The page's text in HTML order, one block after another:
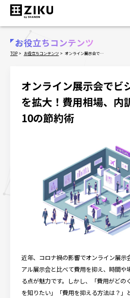
お知らせ
NEWS
プロダクト
ZIKUとは？
なぜ効果的なのか？
動画で体験
事例／来場者の声
活用シーン
よくあるご質問
お役立ちコンテンツ
お役立ちコンテンツ
TOP お役立ちコンテンツ
オンライン展示会でビ
オンライン展示会でビ
を拡大！費用相場、内
10の節約術
近年、コロナ禍の影響でオンライン展示
アル展示会と比べて費用を抑え、時間や
る点が魅力です。しかし、「費用がどの
を知りたい」「費用を抑える方法は？」